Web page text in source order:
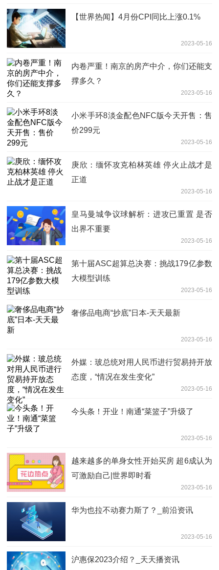
【世界热闻】4月份CPI同比上涨0.1%
2023-05-16
内卷严重！南京的房产中介，你们还能支
撑多久？
2023-05-16
小米手环8淡金配色NFC版今天开售：售
价299元
2023-05-16
庚欣：缅怀攻克柏林英雄 停火止战才是
正道
2023-05-16
皇马曼城争议球解析：进攻已重置 是否
出界不重要
2023-05-16
第十届ASC超算总决赛：挑战179亿参数
大模型训练
2023-05-16
奢侈品电商“抄底”日本-天天最新
2023-05-16
外媒：玻总统对用人民币进行贸易持开放
态度，“情况在发生变化”
2023-05-16
今头条！开业！南通“菜篮子”升级了
2023-05-16
越来越多的单身女性开始买房 超6成认为
可激励自己|世界即时看
2023-05-16
华为也拉不动赛力斯了？_前沿资讯
2023-05-16
沪惠保2023介绍？_天天播资讯